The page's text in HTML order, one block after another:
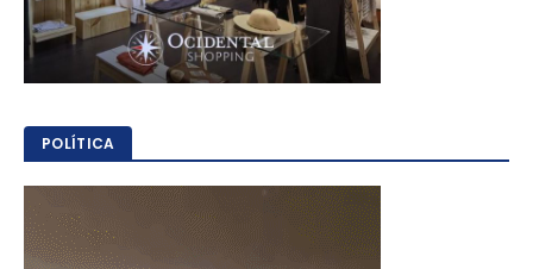
POLÍTICA